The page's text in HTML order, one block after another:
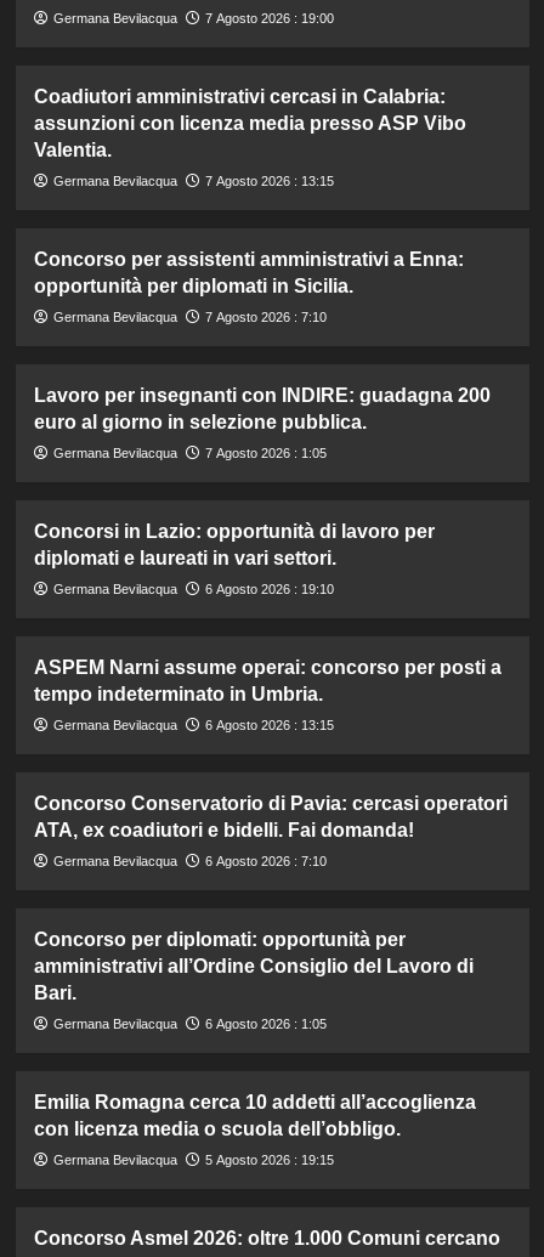
Germana Bevilacqua 7 Agosto 2026 : 19:00
Coadiutori amministrativi cercasi in Calabria:
assunzioni con licenza media presso ASP Vibo
Valentia.
Germana Bevilacqua 7 Agosto 2026 : 13:15
Concorso per assistenti amministrativi a Enna:
opportunità per diplomati in Sicilia.
Germana Bevilacqua 7 Agosto 2026 : 7:10
Lavoro per insegnanti con INDIRE: guadagna 200
euro al giorno in selezione pubblica.
Germana Bevilacqua 7 Agosto 2026 : 1:05
Concorsi in Lazio: opportunità di lavoro per
diplomati e laureati in vari settori.
Germana Bevilacqua 6 Agosto 2026 : 19:10
ASPEM Narni assume operai: concorso per posti a
tempo indeterminato in Umbria.
Germana Bevilacqua 6 Agosto 2026 : 13:15
Concorso Conservatorio di Pavia: cercasi operatori
ATA, ex coadiutori e bidelli. Fai domanda!
Germana Bevilacqua 6 Agosto 2026 : 7:10
Concorso per diplomati: opportunità per
amministrativi all’Ordine Consiglio del Lavoro di
Bari.
Germana Bevilacqua 6 Agosto 2026 : 1:05
Emilia Romagna cerca 10 addetti all’accoglienza
con licenza media o scuola dell’obbligo.
Germana Bevilacqua 5 Agosto 2026 : 19:15
Concorso Asmel 2026: oltre 1.000 Comuni cercano